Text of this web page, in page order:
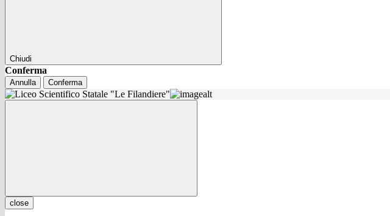
Chiudi
Conferma
Annulla Conferma
close